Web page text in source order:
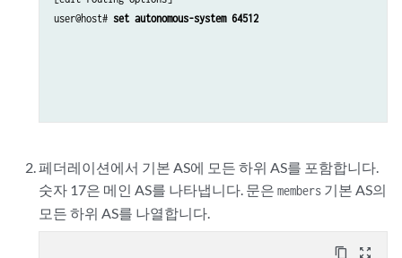
user@host# set autonomous-system 64512
페더레이션에서 기본 AS에 모든 하위 AS를 포함합니다.
숫자 17은 메인 AS를 나타냅니다. 문은members 기본 AS의
모든 하위 AS를 나열합니다.
content_copy zoom_out_map